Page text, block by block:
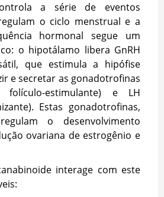
a série de eventos
o ciclo menstrual e a
hormonal segue um
o hipotálamo libera GnRH
que estimula a hipófise
e secretar as gonadotrofinas
folículo-estimulante) e LH
Estas gonadotrofinas,
o desenvolvimento
ovariana de estrogênio e
interage com este